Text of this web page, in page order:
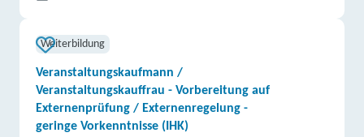
Weiterbildung
Veranstaltungskaufmann /
Veranstaltungskauffrau - Vorbereitung auf
Externenprüfung / Externenregelung -
geringe Vorkenntnisse (IHK)